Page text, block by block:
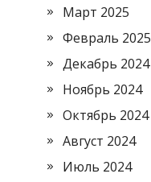
Март 2025
Февраль 2025
Декабрь 2024
Ноябрь 2024
Октябрь 2024
Август 2024
Июль 2024